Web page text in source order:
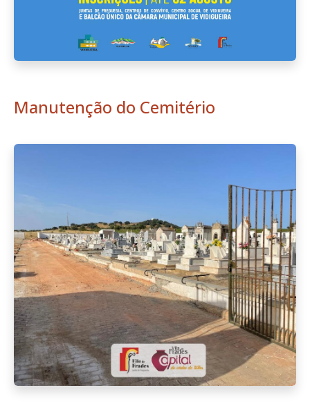
Manutenção do Cemitério